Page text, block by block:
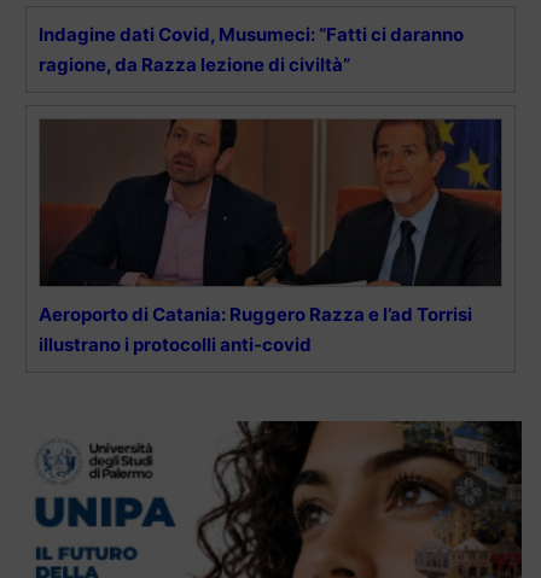
Indagine dati Covid, Musumeci: “Fatti ci daranno
ragione, da Razza lezione di civiltà”
Aeroporto di Catania: Ruggero Razza e l’ad Torrisi
illustrano i protocolli anti-covid